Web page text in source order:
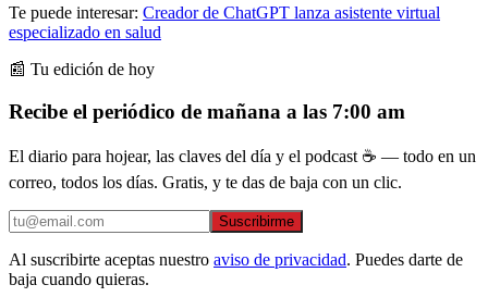
Te puede interesar: Creador de ChatGPT lanza asistente virtual
especializado en salud
📰 Tu edición de hoy
Recibe el periódico de mañana a las 7:00 am
El diario para hojear, las claves del día y el podcast ☕ — todo en un
correo, todos los días. Gratis, y te das de baja con un clic.
Suscribirme
Al suscribirte aceptas nuestro aviso de privacidad. Puedes darte de
baja cuando quieras.